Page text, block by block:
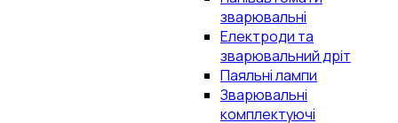
зварювальні
Електроди та
зварювальний дріт
Паяльні лампи
Зварювальні
комплектуючі